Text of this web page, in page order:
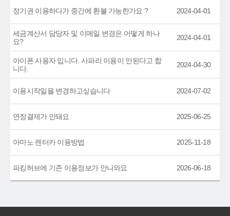
정기권 이용하다가 중간에 환불 가능한가요 ? 2024-04-01
세금계산서 담당자 및 이메일 변경은 어떻게 하나
요?
2024-04-01
아이폰 사용자 입니다. 사파리 이용이 안된다고 합
니다.
2024-04-30
이용시작일을 변경하고싶습니다 2024-07-02
연장결제가 안돼요 2025-06-25
아마노 렌터카 이용방법 2025-11-18
파킹허브에 기존 이용정보가 안나와요 2026-06-18